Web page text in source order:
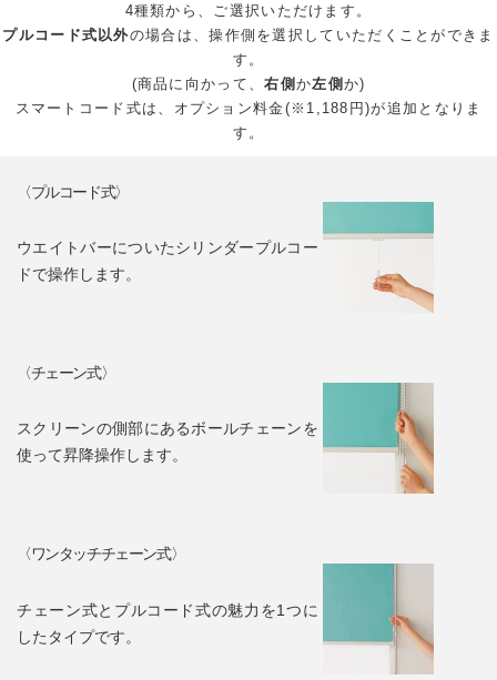
4種類から、ご選択いただけます。
プルコード式以外の場合は、操作側を選択していただくことができま
す。
(商品に向かって、右側 か左側 か)
スマートコード式は、オプション料金(※1,188円)が追加となりま
す。
〈プルコード式〉
ウエイトバーについたシリンダープルコー
ドで操作します。
〈チェーン式〉
スクリーンの側部にあるボールチェーンを
使って昇降操作します。
〈ワンタッチチェーン式〉
チェーン式とプルコード式の魅力を1つに
したタイプです。